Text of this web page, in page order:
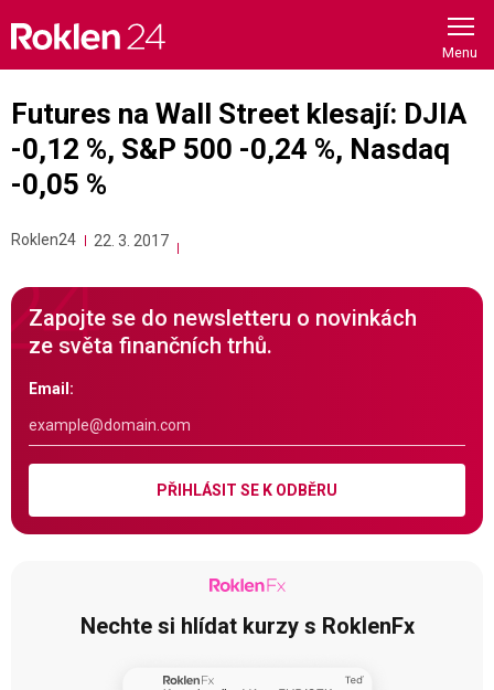
content
Futures na Wall Street klesají: DJIA
-0,12 %, S&P 500 -0,24 %, Nasdaq
-0,05 %
Roklen24 22. 3. 2017
Zapojte se do newsletteru o novinkách
ze světa finančních trhů.
Email:
PŘIHLÁSIT SE K ODBĚRU
Nechte si hlídat kurzy s RoklenFx